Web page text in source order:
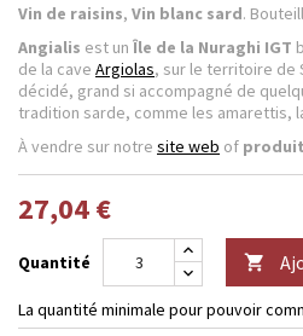
Vin de raisins, Vin blanc sard.
Angialis est un Île de la Nuraghi IGT
de la cave Argiolas, sur le territoire de
décidé, grand si accompagné de
tradition sarde, comme les amarettis,
À vendre sur notre site web of
27,04 €
Quantité 
La quantité minimale pour pouvoir